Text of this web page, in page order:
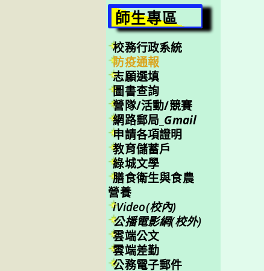
師生專區
校務行政系統
防疫通報
志願選填
圖書查詢
營隊/活動/競賽
網路郵局_ Gmail
申請各項證明
教育儲蓄戶
綠城文學
膳食衛生與食農
營養
iVideo(校內)
公播電影網(校外)
雲端公文
雲端差勤
公務電子郵件